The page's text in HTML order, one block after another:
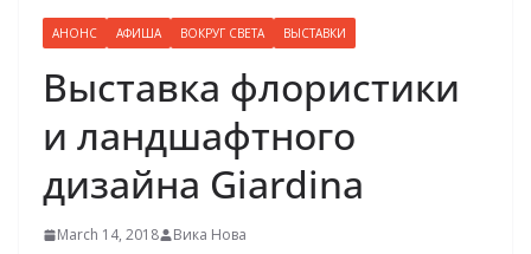
АНОНС АФИША ВОКРУГ СВЕТА ВЫСТАВКИ
Выставка флористики
и ландшафтного
дизайна Giardina
March 14, 2018 Вика Нова